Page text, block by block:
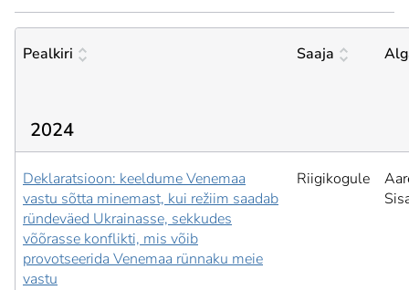
Pealkiri Saaja
2024
Deklaratsioon: keeldume Venemaa
vastu sõtta minemast, kui režiim saadab
ründeväed Ukrainasse, sekkudes
võõrasse konflikti, mis võib
provotseerida Venemaa rünnaku meie
vastu
Riigikogule